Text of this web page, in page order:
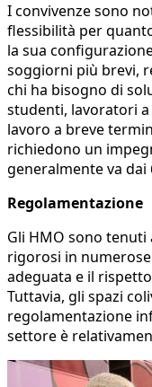
I convivenze sono
flessibilità per
la sua
soggiorni più brevi,
chi ha bisogno di
studenti, lavoratori
lavoro a breve
richiedono un
generalmente va dai
Regolamentazione
Gli HMO sono
rigorosi in
adeguata e il
Tuttavia, gli spazi
regolamentazione
settore è